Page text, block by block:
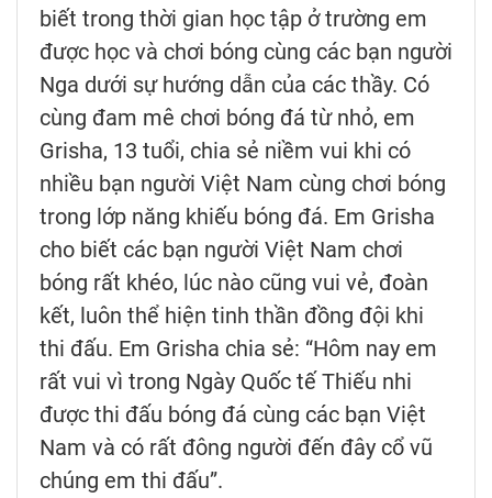
biết trong thời gian học tập ở trường em
được học và chơi bóng cùng các bạn người
Nga dưới sự hướng dẫn của các thầy. Có
cùng đam mê chơi bóng đá từ nhỏ, em
Grisha, 13 tuổi, chia sẻ niềm vui khi có
nhiều bạn người Việt Nam cùng chơi bóng
trong lớp năng khiếu bóng đá. Em Grisha
cho biết các bạn người Việt Nam chơi
bóng rất khéo, lúc nào cũng vui vẻ, đoàn
kết, luôn thể hiện tinh thần đồng đội khi
thi đấu. Em Grisha chia sẻ: “Hôm nay em
rất vui vì trong Ngày Quốc tế Thiếu nhi
được thi đấu bóng đá cùng các bạn Việt
Nam và có rất đông người đến đây cổ vũ
chúng em thi đấu”.